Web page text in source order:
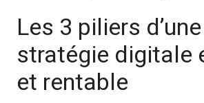
Les 3 piliers d’une
stratégie digitale
et rentable